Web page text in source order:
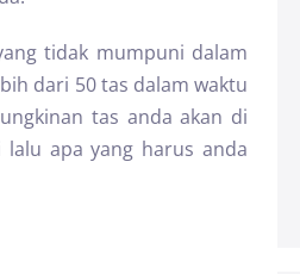
tidak mumpuni dalam
dari 50 tas dalam waktu
tas anda akan di
apa yang harus anda